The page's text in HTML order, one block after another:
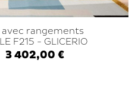
rangements
F215 - GLICERIO
3 402,00 €